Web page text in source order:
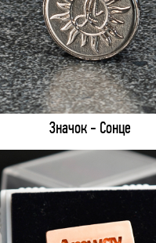
Значок - Сонце